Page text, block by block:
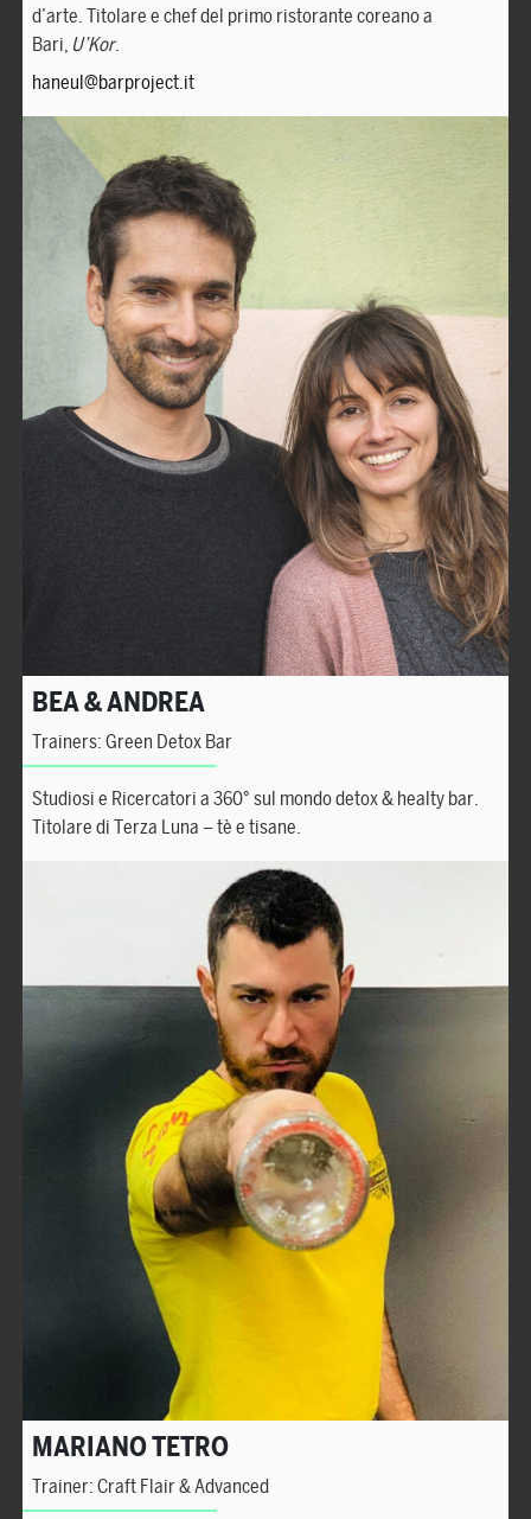
d’arte. Titolare e chef del primo ristorante coreano a
Bari, U’Kor.
haneul@barproject.it
BEA & ANDREA
Trainers: Green Detox Bar
Studiosi e Ricercatori a 360° sul mondo detox & healty bar.
Titolare di Terza Luna – tè e tisane.
MARIANO TETRO
Trainer: Craft Flair & Advanced